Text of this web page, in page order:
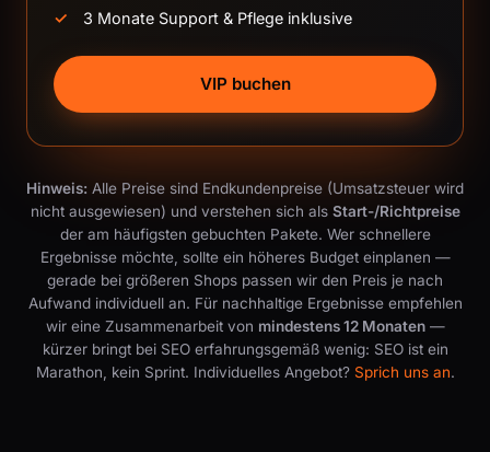
3 Monate Support & Pflege inklusive
VIP buchen
Hinweis: Alle Preise sind Endkundenpreise (Umsatzsteuer wird
nicht ausgewiesen) und verstehen sich als Start-/Richtpreise
der am häufigsten gebuchten Pakete. Wer schnellere
Ergebnisse möchte, sollte ein höheres Budget einplanen —
gerade bei größeren Shops passen wir den Preis je nach
Aufwand individuell an. Für nachhaltige Ergebnisse empfehlen
wir eine Zusammenarbeit von mindestens 12 Monaten—
kürzer bringt bei SEO erfahrungsgemäß wenig: SEO ist ein
Marathon, kein Sprint. Individuelles Angebot? Sprich uns an.